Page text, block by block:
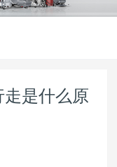
是什么原